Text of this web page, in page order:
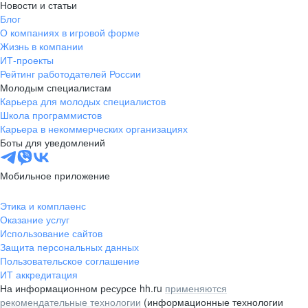
Новости и статьи
Блог
О компаниях в игровой форме
Жизнь в компании
ИТ-проекты
Рейтинг работодателей России
Молодым специалистам
Карьера для молодых специалистов
Школа программистов
Карьера в некоммерческих организациях
Боты для уведомлений
Мобильное приложение
Этика и комплаенс
Оказание услуг
Использование сайтов
Защита персональных данных
Пользовательское соглашение
ИТ аккредитация
На информационном ресурсе hh.ru применяются
рекомендательные технологии (информационные технологии